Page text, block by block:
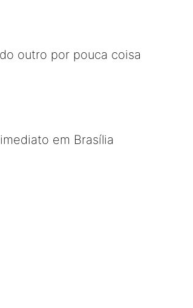
outro por pouca coisa
em Brasília